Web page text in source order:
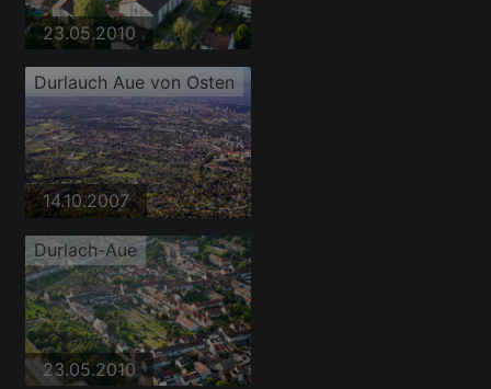
23.05.2010
Durlauch Aue von Osten
14.10.2007
Durlach-Aue
23.05.2010